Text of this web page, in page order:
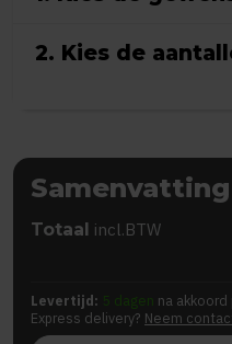
2. Kies de
Samenvatting
Totaal incl.BTW
Levertijd: 5 dagen na
Express delivery? Neem